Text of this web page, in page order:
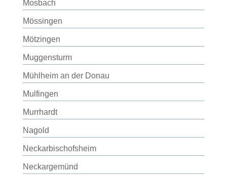
Mosbach
Mössingen
Mötzingen
Muggensturm
Mühlheim an der Donau
Mulfingen
Murrhardt
Nagold
Neckarbischofsheim
Neckargemünd